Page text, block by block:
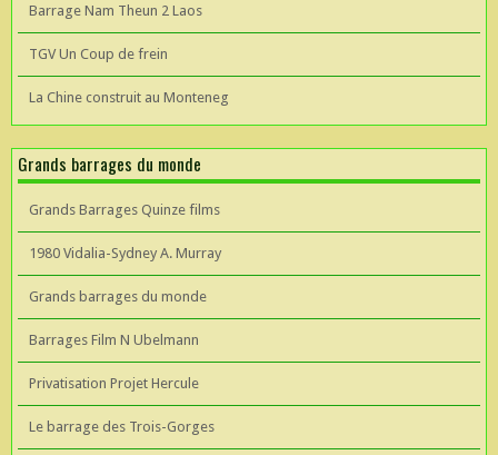
Barrage Nam Theun 2 Laos
TGV Un Coup de frein
La Chine construit au Monteneg
Grands barrages du monde
Grands Barrages Quinze films
1980 Vidalia-Sydney A. Murray
Grands barrages du monde
Barrages Film N Ubelmann
Privatisation Projet Hercule
Le barrage des Trois-Gorges